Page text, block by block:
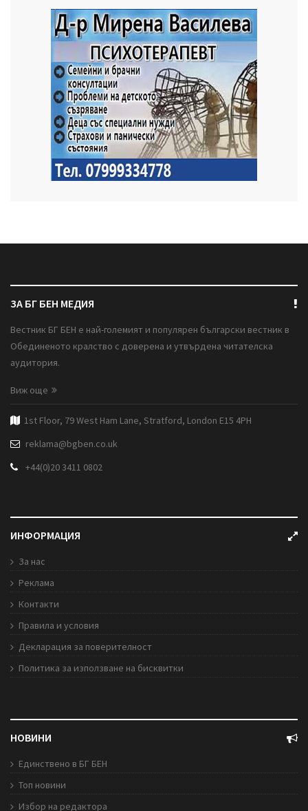
ЗА БГ БЕН МЕДИЯ
Вестник БГ БЕН е най-големият и популярен български вестник в
Обединеното кралство с доверена и утвърдена читателска
аудитория.
Виж още
1st Floor, 79 West Ham Lane, Stratford, London E15 4PH
reklama@bgben.co.uk
+44(0)20 3411 0802
ИНФОРМАЦИЯ
За нас
Реклама
Контакти
Правила и условия
Декларация за поверителност
Политика за използване на бисквитки
НОВИНИ
Единствено в БГ БЕН
Топ новини
Избор на редактора